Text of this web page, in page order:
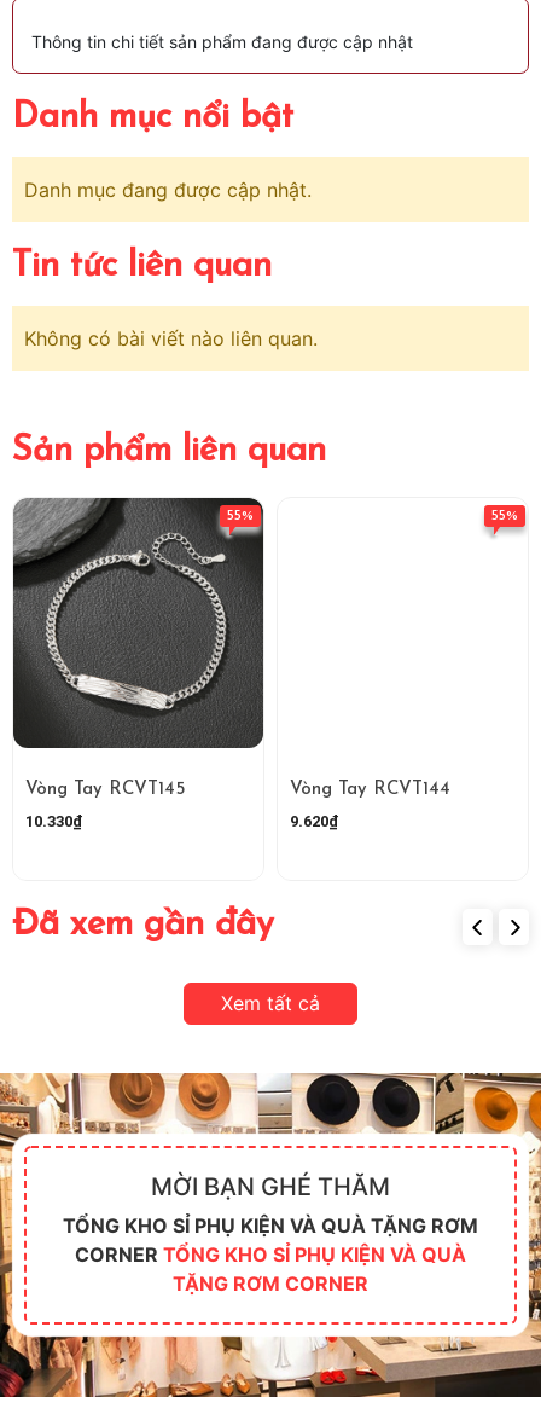
Thông tin chi tiết sản phẩm đang được cập nhật
Danh mục nổi bật
Danh mục đang được cập nhật.
Tin tức liên quan
Không có bài viết nào liên quan.
Sản phẩm liên quan
55%
Vòng Tay RCVT145
10.330₫
55%
Vòng Tay RCVT144
9.620₫
Đã xem gần đây
Xem tất cả
MỜI BẠN GHÉ THĂM
TỔNG KHO SỈ PHỤ KIỆN VÀ QUÀ TẶNG RƠM
CORNER TỔNG KHO SỈ PHỤ KIỆN VÀ QUÀ
TẶNG RƠM CORNER